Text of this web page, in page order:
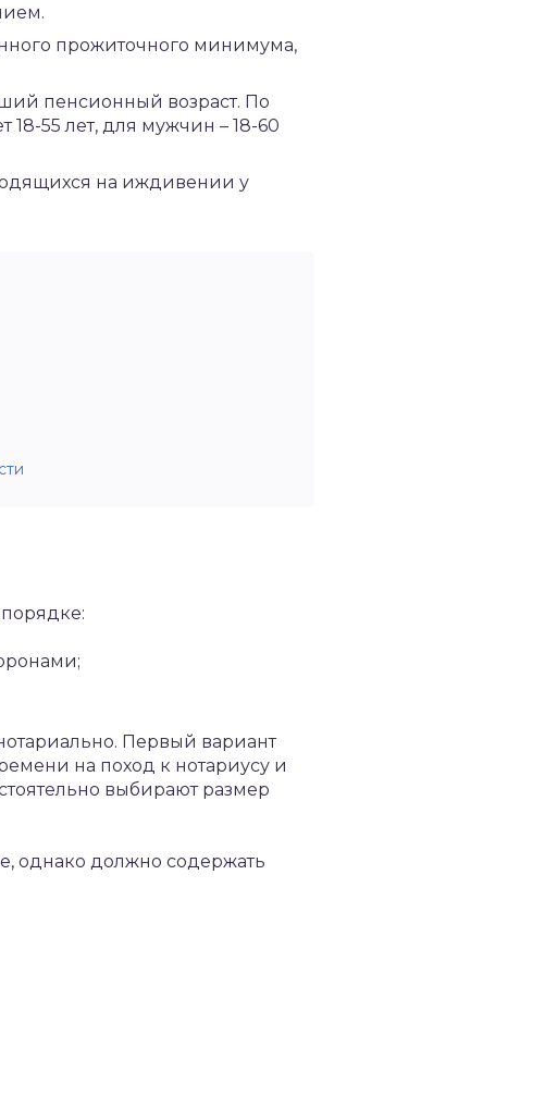
прожиточного минимума,
пенсионный возраст. По
18-55 лет, для мужчин – 18-60
на иждивении у
Первый вариант
на поход к нотариусу и
выбирают размер
однако должно содержать